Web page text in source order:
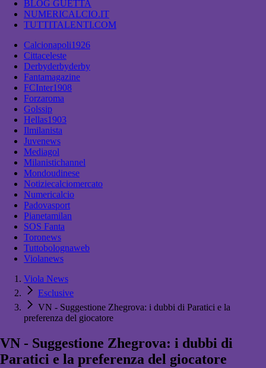
BLOG GUETTA
NUMERICALCIO.IT
TUTTITALENTI.COM
Calcionapoli1926
Cittaceleste
Derbyderbyderby
Fantamagazine
FCInter1908
Forzaroma
Golssip
Hellas1903
Ilmilanista
Juvenews
Mediagol
Milanistichannel
Mondoudinese
Notiziecalciomercato
Numericalcio
Padovasport
Pianetamilan
SOS Fanta
Toronews
Tuttobolognaweb
Violanews
Viola News
Esclusive
VN - Suggestione Zhegrova: i dubbi di Paratici e la
preferenza del giocatore
VN - Suggestione Zhegrova: i dubbi di
Paratici e la preferenza del giocatore